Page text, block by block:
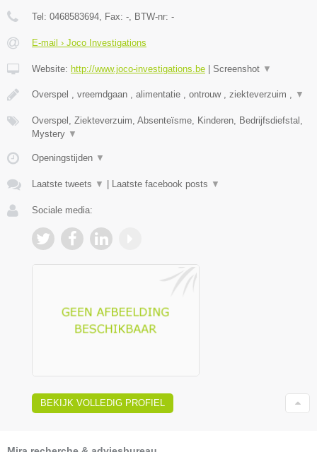
Tel: 0468583694, Fax: -, BTW-nr: -
E-mail › Joco Investigations
Website: http://www.joco-investigations.be Screenshot ▼
Overspel , vreemdgaan , alimentatie , ontrouw , ziekteverzuim , ▼
Overspel, Ziekteverzuim, Absenteïsme, Kinderen, Bedrijfsdiefstal,
Mystery ▼
Openingstijden ▼
Laatste tweets ▼ Laatste facebook posts ▼
Sociale media:
BEKIJK VOLLEDIG PROFIEL